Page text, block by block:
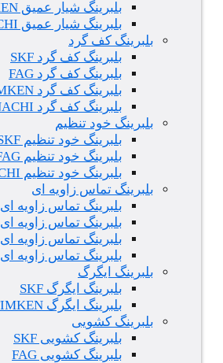
بلبرینگ شیار عمیق TIMKEN
بلبرینگ شیار عمیق NACHI
بلبرینگ کف گرد
بلبرینگ کف گرد SKF
بلبرینگ کف گرد FAG
بلبرینگ کف گرد TIMKEN
بلبرینگ کف گرد NACHI
بلبرینگ خود تنظیم
بلبرینگ خود تنظیم SKF
بلبرینگ خود تنظیم FAG
بلبرینگ خود تنظیم NACHI
بلبرینگ تماس زاویه ای
بلبرینگ تماس زاویه ای SKF
بلبرینگ تماس زاویه ای FAG
بلبرینگ تماس زاویه ای TIMKEN
بلبرینگ تماس زاویه ای NACHI
بلبرینگ ایگرگ
بلبرینگ ایگرگ SKF
بلبرینگ ایگرگ TIMKEN
بلبرینگ کشویی
بلبرینگ کشویی SKF
بلبرینگ کشویی FAG